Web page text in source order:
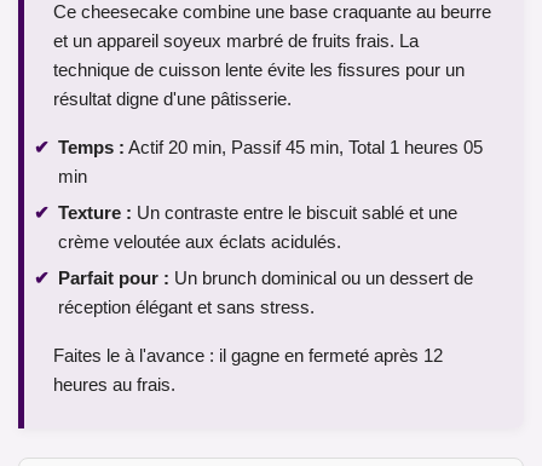
Ce cheesecake combine une base craquante au beurre
et un appareil soyeux marbré de fruits frais. La
technique de cuisson lente évite les fissures pour un
résultat digne d'une pâtisserie.
Temps : Actif 20 min, Passif 45 min, Total 1 heures 05
min
Texture : Un contraste entre le biscuit sablé et une
crème veloutée aux éclats acidulés.
Parfait pour : Un brunch dominical ou un dessert de
réception élégant et sans stress.
Faites le à l'avance : il gagne en fermeté après 12
heures au frais.